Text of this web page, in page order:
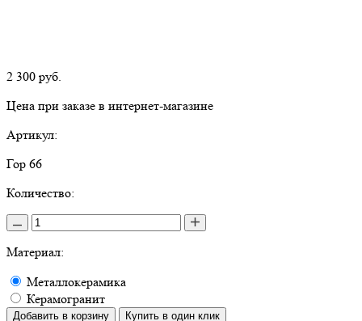
2 300 руб.
Цена при заказе в интернет-магазине
Артикул:
Гор 66
Количество:
Материал:
Металлокерамика
Керамогранит
Добавить в корзину Купить в один клик